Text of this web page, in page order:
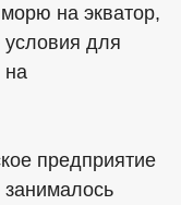
на экватор,
для
на
предприятие